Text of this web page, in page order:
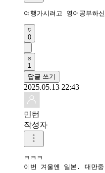
여행가시려고 영어공부
0
1
답글 쓰기
2025.05.13 22:43
민턴
작성자
ㅋㅋㅋ
이번 겨울엔 일본. 대만